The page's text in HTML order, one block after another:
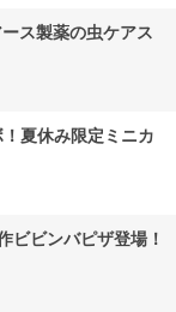
ス製薬の虫ケアス
夏休み限定ミニカ
ビビンバピザ登場！